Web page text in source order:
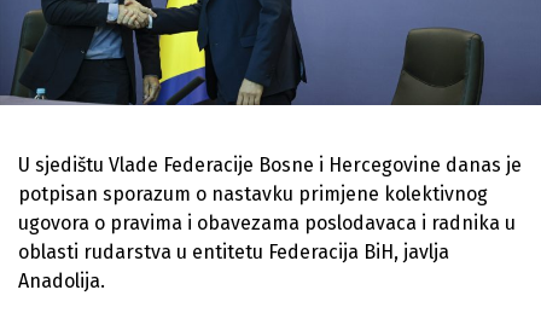
U sjedištu Vlade Federacije Bosne i Hercegovine danas je
potpisan sporazum o nastavku primjene kolektivnog
ugovora o pravima i obavezama poslodavaca i radnika u
oblasti rudarstva u entitetu Federacija BiH, javlja
Anadolija.